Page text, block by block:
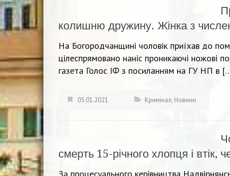
колишню дружину. Жінка з
На Богородчанщині чоловік приїхав до
цілеспрямовано наніс проникаючі ножові
газета Голос ІФ з посиланням на ГУ НП в
05.01.2021 Кримінал, Новини
смерть 15-річного хлопця і